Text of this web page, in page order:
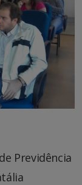
Previdência